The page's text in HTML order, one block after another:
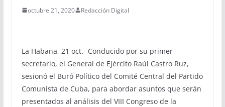
octubre 21, 2020 Redacción Digital
La Habana, 21 oct.- Conducido por su primer
secretario, el General de Ejército Raúl Castro Ruz,
sesionó el Buró Político del Comité Central del Partido
Comunista de Cuba, para abordar asuntos que serán
presentados al análisis del VIII Congreso de la